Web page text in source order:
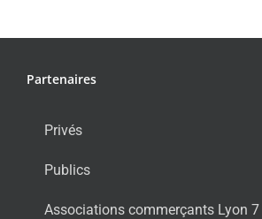
Partenaires
Privés
Publics
Associations commerçants Lyon 7